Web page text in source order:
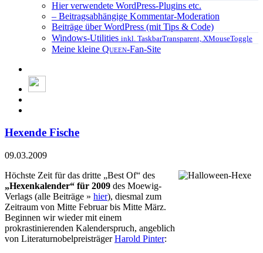
Hier verwendete WordPress-Plugins etc.
– Beitragsabhängige Kommentar-Moderation
Beiträge über WordPress (mit Tips & Code)
Windows-Utilities inkl. TaskbarTransparent, XMouseToggle
Meine kleine Queen-Fan-Site
Hexende Fische
09.03.2009
Höchste Zeit für das dritte „Best Of“ des
„Hexenkalender“ für 2009 des Moewig-
Verlags (alle Beiträge » hier), diesmal zum
Zeitraum von Mitte Februar bis Mitte März.
Beginnen wir wieder mit einem
prokrastinierenden Kalenderspruch, angeblich
von LiteraturnobelpreisträgerHarold Pinter: